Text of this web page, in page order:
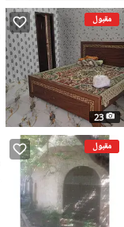
مقبول
23
مقبول